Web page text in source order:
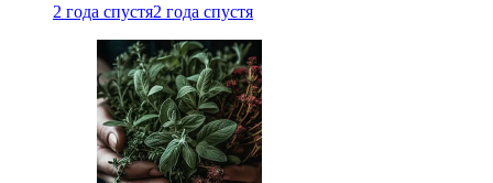
2 года спустя2 года спустя